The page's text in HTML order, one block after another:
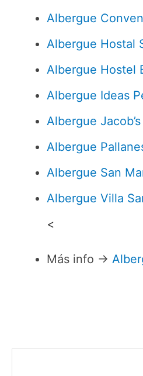
Albergue
Albergue Hostal
Albergue Hostel
Albergue Ideas
Albergue
Albergue
Albergue San
Albergue Villa
<
Más info →